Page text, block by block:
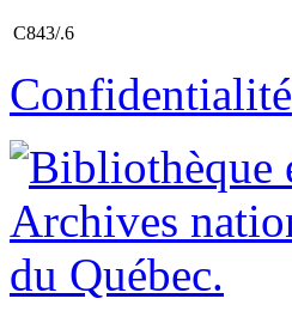
C843/.6
Confidentialité